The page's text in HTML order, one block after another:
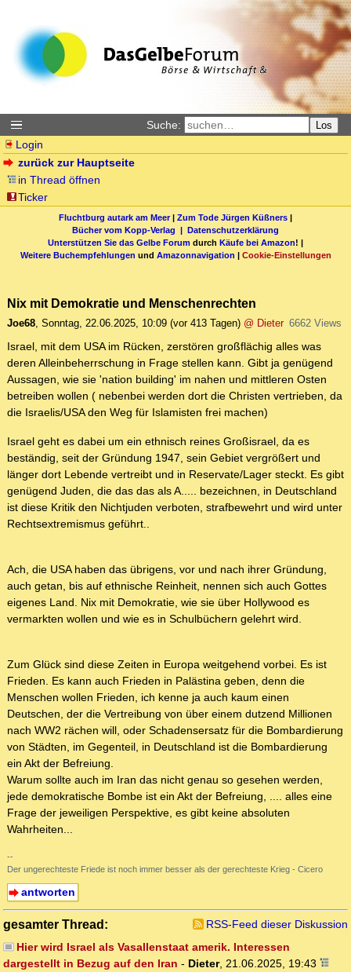
Suche: Los
Login
zurück zur Hauptseite
in Thread öffnen
Ticker
Fluchtburg autark am Meer| Zum Tode Jürgen Küßners |
Bücher vom Kopp-Verlag | Datenschutzerklärung
Unterstützen Sie das Gelbe Forum durch Käufe bei Amazon! |
Weitere Buchempfehlungen und Amazonnavigation | Cookie-Einstellungen
Nix mit Demokratie und Menschenrechten
Joe68, Sonntag, 22.06.2025, 10:09 (vor 413 Tagen) @ Dieter 6662 Views
Israel, mit dem USA im Rücken, zerstören großflächig alles was
deren Alleinbeherrschung in Frage stellen kann. Gibt ja genügend
Aussagen, wie sie 'nation building' im nahen und mittleren Osten
betreiben wollen ( nebenbei werden dort die Christen vertrieben, da
die Israelis/USA den Weg für Islamisten frei machen)
Israel geht es dabei um ein ethnisch reines Großisrael, da es
beständig, seit der Gründung 1947, sein Gebiet vergrößert und
länger dort Lebende vertreibt und in Reservate/Lager steckt. Es gibt
genügend Juden, die das das als A..... bezeichnen, in Deutschland
ist diese Kritik den Nichtjuden verboten, strafbewehrt und wird unter
Rechtsextremismus geführt..
Ach, die USA haben das übrigens, vor und nach ihrer Gründung,
auch getan, bis auf ethnische Reinheit, nennen sich auch Gottes
eigenes Land. Nix mit Demokratie, wie sie über Hollywood es
vermarkten wollen und wie es in Schulbüchern gelehrt wird.
Zum Glück sind diese Zeiten in Europa weitgehend vorbei. Es ist
Frieden. Es kann auch Frieden in Palästina geben, denn die
Menschen wollen Frieden, ich kenne ja auch kaum einen
Deutschen, der die Vertreibung von über einem dutzend Millionen
nach WW2 rächen will, oder Schadensersatz für die Bombardierung
von Städten, im Gegenteil, in Deutschland ist die Bombardierung
ein Akt der Befreiung.
Warum sollte auch im Iran das nicht genau so gesehen werden,
jede demokratische Bombe ist ein Akt der Befreiung, .... alles eine
Frage der jeweiligen Perspektive, es gibt keine absoluten
Wahrheiten...
--
Der ungerechteste Friede ist noch immer besser als der gerechteste Krieg - Cicero
antworten
gesamter Thread:
RSS-Feed dieser Diskussion
Hier wird Israel als Vasallenstaat amerik. Interessen
dargestellt in Bezug auf den Iran - Dieter, 21.06.2025, 19:43